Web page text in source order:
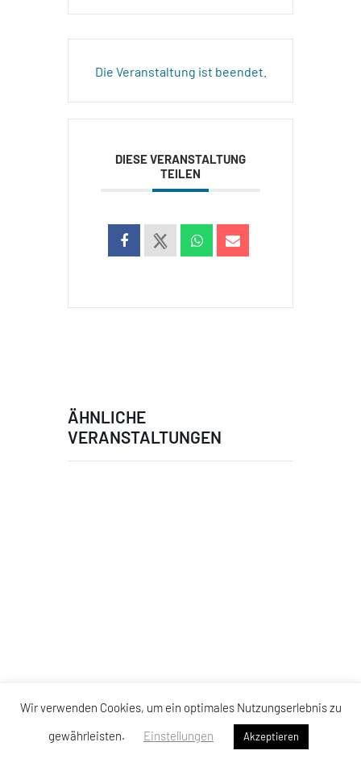
Die Veranstaltung ist beendet.
DIESE VERANSTALTUNG
TEILEN
ÄHNLICHE
VERANSTALTUNGEN
Wir verwenden Cookies, um ein optimales Nutzungserlebnis zu
gewährleisten.
Einstellungen Akzeptieren